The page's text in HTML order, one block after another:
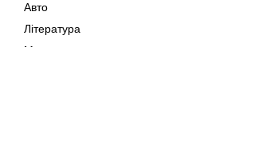
Авто
Література
Музика